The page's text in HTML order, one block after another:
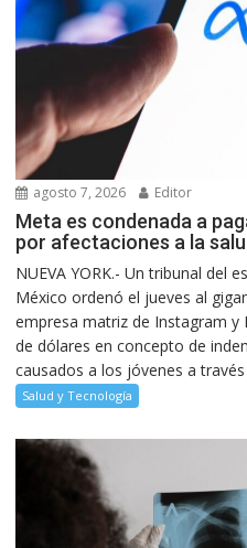
agosto 7, 2026 Editor
Meta es condenada a
por afectaciones a la
NUEVA YORK.- Un tribunal del
México ordenó el jueves al
empresa matriz de Instagram y
de dólares en concepto de
causados a los jóvenes a
Salud y Tecnología